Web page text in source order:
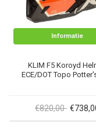
Informatie
KLIM F5 Koroyd
ECE/DOT Topo
€820,00